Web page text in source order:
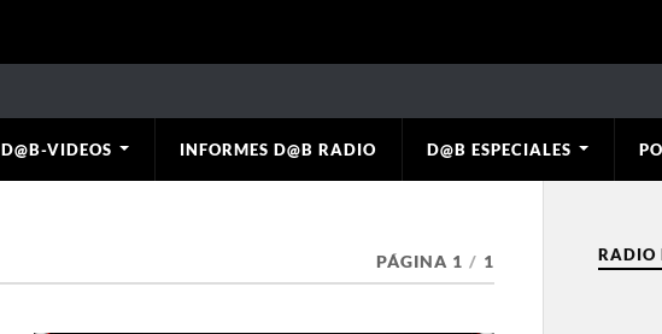
D@B-VIDEOS INFORMES D@B RADIO D@B ESPECIALES
PÁGINA 1 / 1 RADIO